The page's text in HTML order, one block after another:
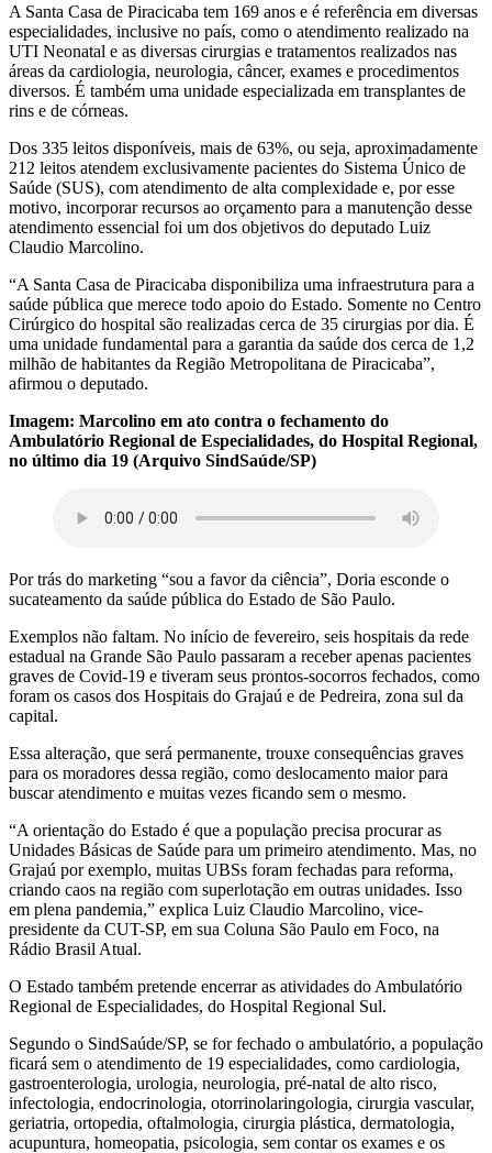
A Santa Casa de Piracicaba tem 169 anos e é referência em diversas
especialidades, inclusive no país, como o atendimento realizado na
UTI Neonatal e as diversas cirurgias e tratamentos realizados nas
áreas da cardiologia, neurologia, câncer, exames e procedimentos
diversos. É também uma unidade especializada em transplantes de
rins e de córneas.
Dos 335 leitos disponíveis, mais de 63%, ou seja, aproximadamente
212 leitos atendem exclusivamente pacientes do Sistema Único de
Saúde (SUS), com atendimento de alta complexidade e, por esse
motivo, incorporar recursos ao orçamento para a manutenção desse
atendimento essencial foi um dos objetivos do deputado Luiz
Claudio Marcolino.
“A Santa Casa de Piracicaba disponibiliza uma infraestrutura para a
saúde pública que merece todo apoio do Estado. Somente no Centro
Cirúrgico do hospital são realizadas cerca de 35 cirurgias por dia. É
uma unidade fundamental para a garantia da saúde dos cerca de 1,2
milhão de habitantes da Região Metropolitana de Piracicaba”,
afirmou o deputado.
Imagem: Marcolino em ato contra o fechamento do
Ambulatório Regional de Especialidades, do Hospital Regional,
no último dia 19 (Arquivo SindSaúde/SP)
Por trás do marketing “sou a favor da ciência”, Doria esconde o
sucateamento da saúde pública do Estado de São Paulo.
Exemplos não faltam. No início de fevereiro, seis hospitais da rede
estadual na Grande São Paulo passaram a receber apenas pacientes
graves de Covid-19 e tiveram seus prontos-socorros fechados, como
foram os casos dos Hospitais do Grajaú e de Pedreira, zona sul da
capital.
Essa alteração, que será permanente, trouxe consequências graves
para os moradores dessa região, como deslocamento maior para
buscar atendimento e muitas vezes ficando sem o mesmo.
“A orientação do Estado é que a população precisa procurar as
Unidades Básicas de Saúde para um primeiro atendimento. Mas, no
Grajaú por exemplo, muitas UBSs foram fechadas para reforma,
criando caos na região com superlotação em outras unidades. Isso
em plena pandemia,” explica Luiz Claudio Marcolino, vice-
presidente da CUT-SP, em sua Coluna São Paulo em Foco, na
Rádio Brasil Atual.
O Estado também pretende encerrar as atividades do Ambulatório
Regional de Especialidades, do Hospital Regional Sul.
Segundo o SindSaúde/SP, se for fechado o ambulatório, a população
ficará sem o atendimento de 19 especialidades, como cardiologia,
gastroenterologia, urologia, neurologia, pré-natal de alto risco,
infectologia, endocrinologia, otorrinolaringologia, cirurgia vascular,
geriatria, ortopedia, oftalmologia, cirurgia plástica, dermatologia,
acupuntura, homeopatia, psicologia, sem contar os exames e os